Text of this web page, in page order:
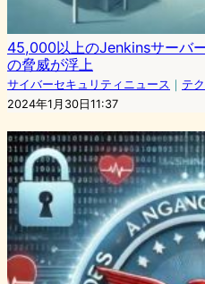
45,000以上のJenkinsサーバ
の脅威が浮上
サイバーセキュリティニュース ｜ テ
2024年1月30日11:37